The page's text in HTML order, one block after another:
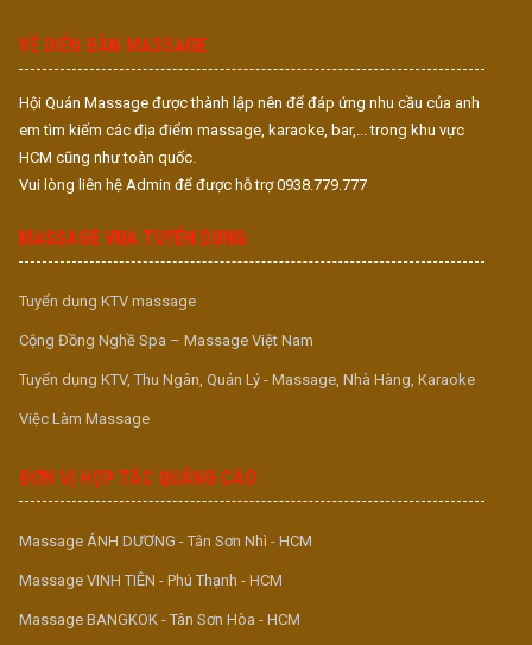
VỀ DIỄN ĐÀN MASSAGE
Hội Quán Massage được thành lập nên để đáp ứng nhu cầu của anh
em tìm kiếm các địa điểm massage, karaoke, bar,... trong khu vực
HCM cũng như toàn quốc.
Vui lòng liên hệ Admin để được hỗ trợ 0938.779.777
MASSAGE VUA TUYỂN DỤNG
Tuyển dụng KTV massage
Cộng Đồng Nghề Spa – Massage Việt Nam
Tuyển dụng KTV, Thu Ngân, Quản Lý - Massage, Nhà Hàng, Karaoke
Việc Làm Massage
ĐƠN VỊ HỢP TÁC QUẢNG CÁO
Massage ÁNH DƯƠNG - Tân Sơn Nhì - HCM
Massage VINH TIÊN - Phú Thạnh - HCM
Massage BANGKOK - Tân Sơn Hòa - HCM